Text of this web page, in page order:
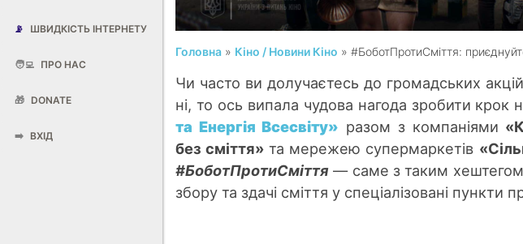
📡 ШВИДКІСТЬ ІНТЕРНЕТУ
🧑‍💻 ПРО НАС
🎁 DONATE
➡️ ВХІД
Головна » Кіно / Новини Кіно » #БоботПротиСміття:
Чи часто ви долучаєтесь до громадських
ні, то ось випала чудова нагода зробити крок
та Енергія Всесвіту» разом з компаніями
без сміття» та мережею супермаркетів
#БоботПротиСміття — саме з таким хештегом
збору та здачі сміття у спеціалізовані пункти